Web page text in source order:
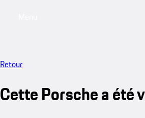
Retour
Cette Porsche a été